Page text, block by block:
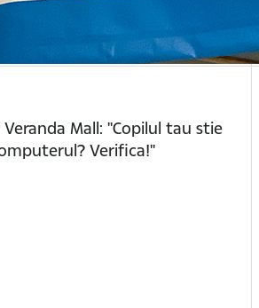
Mall: "Copilul tau stie
Verifica!"